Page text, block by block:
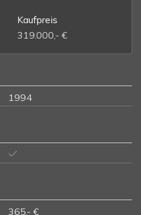
Kaufpreis
319.000,- €
1994
365,- €